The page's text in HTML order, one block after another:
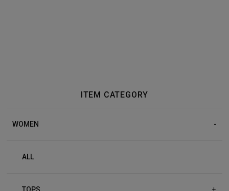
ITEM CATEGORY
WOMEN
ALL